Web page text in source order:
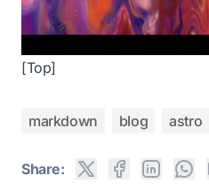
[Top]
markdown blog astro
Share: